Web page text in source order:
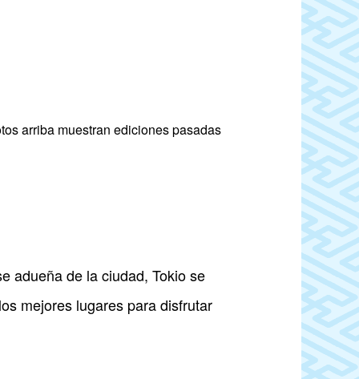
arriba muestran ediciones pasadas
adueña de la ciudad, Tokio se
mejores lugares para disfrutar